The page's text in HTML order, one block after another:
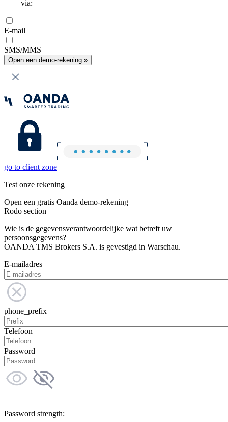
via:
E-mail
SMS/MMS
Open een demo-rekening »
go to client zone
Test onze rekening
Open een gratis Oanda demo-rekening
Rodo section
Wie is de gegevensverantwoordelijke wat betreft uw
persoonsgegevens?
OANDA TMS Brokers S.A. is gevestigd in Warschau.
E-mailadres
phone_prefix
Telefoon
Password
Password strength: